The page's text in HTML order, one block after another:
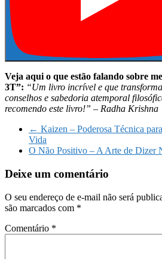
Veja aqui o que estão falando sobre
3T”: “Um livro incrível e que
conselhos e sabedoria atemporal
recomendo este livro!” – Radha Krishna
← Kaizen – Poderosa Técnica
Vida
O Não Positivo – A Arte de Dizer
Deixe um comentário
O seu endereço de e-mail não será
são marcados com *
Comentário *